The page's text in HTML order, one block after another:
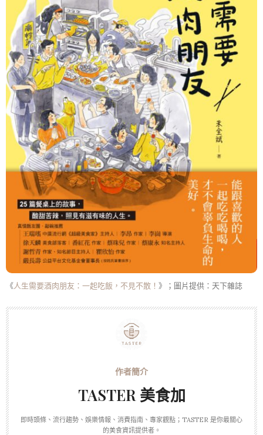
《人生需要酒肉朋友：一起吃飯，不見不散！ 》；圖片提供：天下雜誌
TASTER 美食加
即時頭條、流行趨勢、娛樂情報、消費指南、專家觀點；TASTER 是你最關心
的美食資訊提供者。